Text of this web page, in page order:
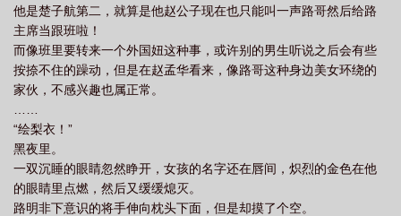
他是楚子航第二，就算是他赵公子现在也只能叫一声路哥然后给路
主席当跟班啦！
而像班里要转来一个外国妞这种事，或许别的男生听说之后会有些
按捺不住的躁动，但是在赵孟华看来，像路哥这种身边美女环绕的
家伙，不感兴趣也属正常。
“绘梨衣！”
黑夜里。
一双沉睡的眼睛忽然睁开，女孩的名字还在唇间，炽烈的金色在他
的眼睛里点燃，然后又缓缓熄灭。
路明非下意识的将手伸向枕头下面，但是却摸了个空。